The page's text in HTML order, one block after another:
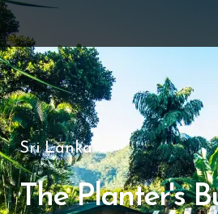
Sri Lanka
The Planter's